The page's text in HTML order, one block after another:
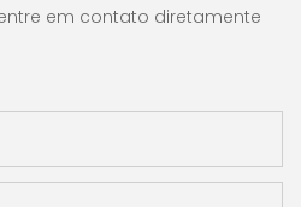
em contato diretamente